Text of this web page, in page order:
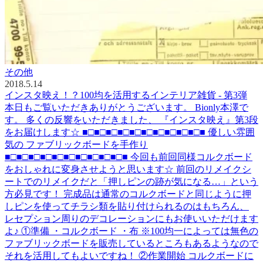
その他
2018.5.14
インスタ映え！？100均を活用するインテリア雑貨 - 第3弾
本日もご覧いただきありがとうございます。 Bionly本澤で
す。 多くの反響をいただきました、 『インスタ映え』第3段
をお届けします☆ ■□■□■□■□■□■□■□■□■□■□■ 優しい雰囲
気の ファブリックボードを手作り
■□■□■□■□■□■□■□■□■□■□■ 今回も前回同様コルクボード
をおしゃれに変身させようと思います☆ 前回のリメイクシ
ートでのリメイクだと「押しピンの跡が気になる…」という
方必見です！ 完成品は通常のコルクボードと同じように押
しピンを使ってチラシ類を貼り付けられるのはもちろん、
レセプション周りのデコレーションにもお使いいただけます
よ♪ ①準備 ・コルクボード ・布 ※100均一によっては無色の
ファブリックボードを販売しているところもあるようなので
それを活用してもよいですね！ ②作業開始 コルクボードに